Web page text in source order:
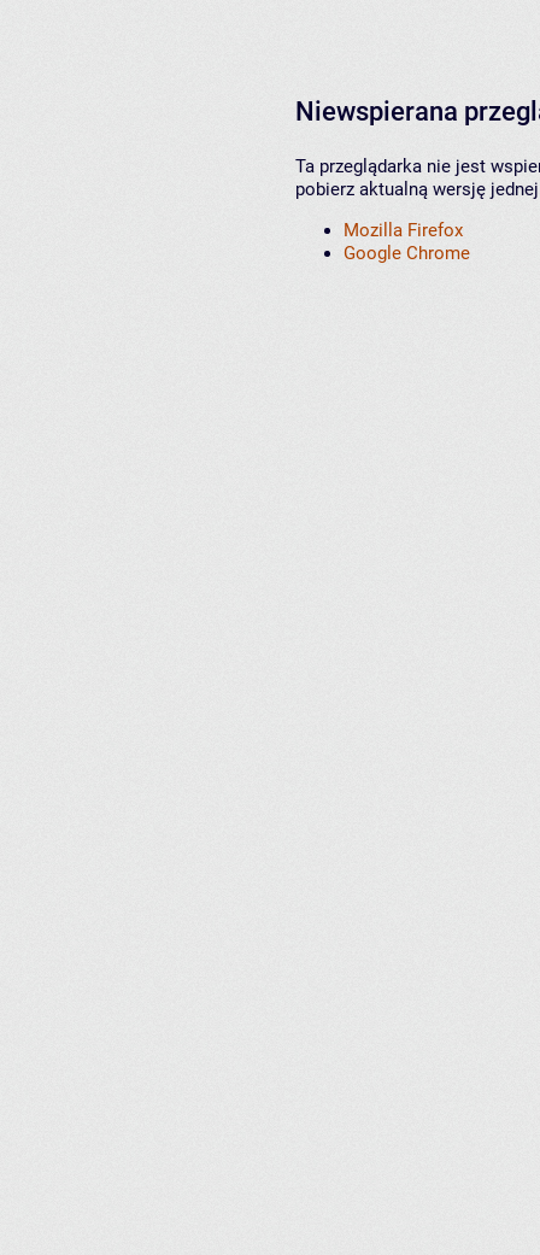
Niewspierana
Ta przeglądarka nie jest
pobierz aktualną wersję
Mozilla Firefox
Google Chrome